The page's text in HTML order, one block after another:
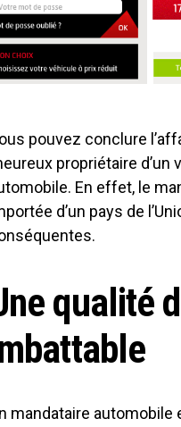
pouvez conclure
propriétaire
En effet, le
d’un pays de
qualité
mandataire automobile